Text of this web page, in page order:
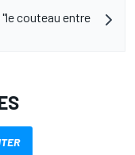
couteau entre